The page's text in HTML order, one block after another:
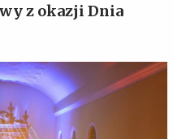
z okazji Dnia